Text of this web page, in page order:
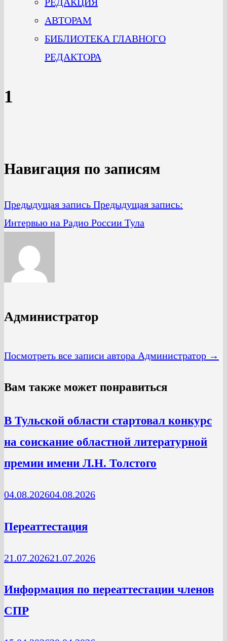
АВТОРАМ
БИБЛИОТЕКА ГЛАВНОГО
РЕДАКТОРА
1
Навигация по записям
Предыдущая запись Предыдущая запись:
Интервью на Радио России Тула
Администратор
Посмотреть все записи автора Администратор →
Вам также может понравиться
В Тульской области стартовал конкурс
на соискание областной литературной
премии имени Л.Н. Толстого
04.08.202604.08.2026
Переаттестация
21.07.202621.07.2026
Информация по переаттестации членов
СПР